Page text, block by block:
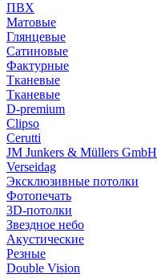
ПВХ
Матовые
Глянцевые
Сатиновые
Фактурные
Тканевые
Тканевые
D-premium
Clipso
Cerutti
JM Junkers & Müllers GmbH
Verseidag
Эксклюзивные потолки
Фотопечать
3D-потолки
Звездное небо
Акустические
Резные
Double Vision